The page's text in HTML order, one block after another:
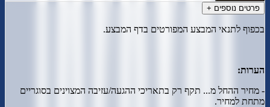
פרטים נוספים +
בכפוף לתנאי המבצע המפורטים בדף המבצע.
הערות:
- מחיר ההחל מ... תקף רק בתאריכי ההגעה/עזיבה המצוינים בסוגריים
מתחת למחיר.